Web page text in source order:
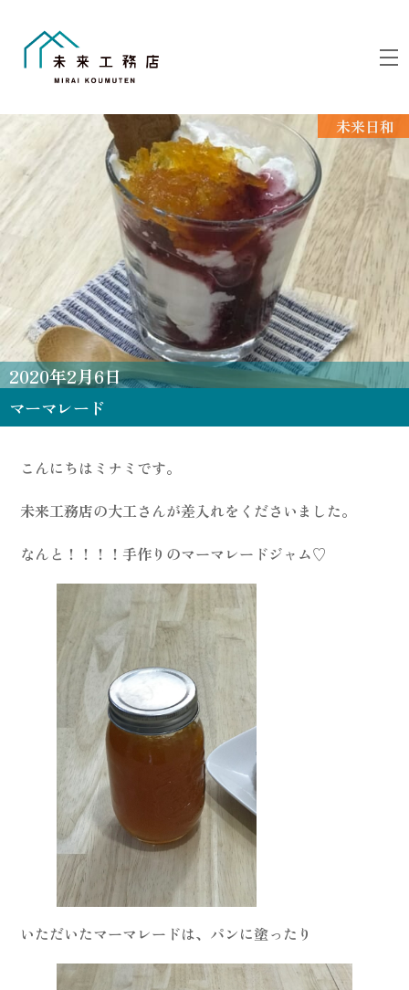
未来日和
2020年2月6日
マーマレード
こんにちはミナミです。
未来工務店の大工さんが差入れをくださいました。
なんと！！！！手作りのマーマレードジャム♡
いただいたマーマレードは、パンに塗ったり